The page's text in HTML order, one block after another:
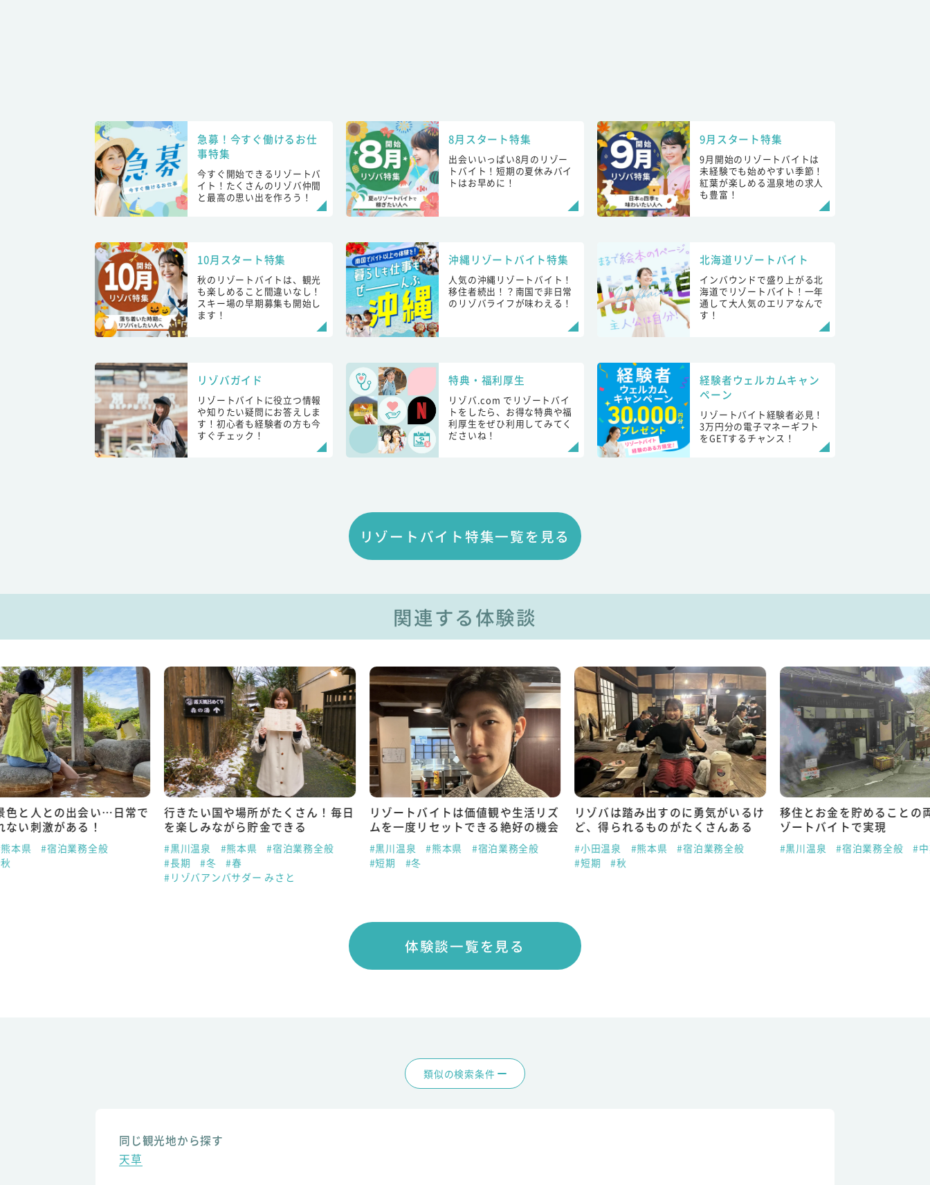
急募！今すぐ働けるお仕
事特集
今すぐ開始できるリゾートバ
イト！たくさんのリゾバ仲間
と最高の思い出を作ろう！
8月スタート特集
出会いいっぱい8月のリゾー
トバイト！短期の夏休みバイ
トはお早めに！
9月スタート特集
9月開始のリゾートバイトは
未経験でも始めやすい季節！
紅葉が楽しめる温泉地の求人
も豊富！
10月スタート特集
秋のリゾートバイトは、観光
も楽しめること間違いなし！
スキー場の早期募集も開始し
ます！
沖縄リゾートバイト特集
人気の沖縄リゾートバイト！
移住者続出！？南国で非日常
のリゾバライフが味わえる！
北海道リゾートバイト
インバウンドで盛り上がる北
海道でリゾートバイト！一年
通して大人気のエリアなんで
す！
リゾバガイド
リゾートバイトに役立つ情報
や知りたい疑問にお答えしま
す！初心者も経験者の方も今
すぐチェック！
特典・福利厚生
リゾバ.com でリゾートバイ
トをしたら、お得な特典や福
利厚生をぜひ利用してみてく
ださいね！
経験者ウェルカムキャン
ペーン
リゾートバイト経験者必見！
3万円分の電子マネーギフト
をGETするチャンス！
リゾートバイト特集一覧を見る
関連する体験談
色と人との出会い…日常で
ない刺激がある！
本県
#宿泊業務全般
行きたい国や場所がたくさん！毎日
を楽しみながら貯金できる
#黒川温泉 #熊本県
#宿泊業務全般
#長期
#冬
#春
#リゾバアンバサダー みさと
リゾートバイトは価値観や生活リズ
ムを一度リセットできる絶好の機会
#黒川温泉 #熊本県
#宿泊業務全般
#短期
#冬
リゾバは踏み出すのに勇気がいるけ
ど、得られるものがたくさんある
#小田温泉 #熊本県
#宿泊業務全般
#短期
#秋
移住とお金を貯めることの
ゾートバイトで実現
#黒川温泉 #宿泊業務全般 #
体験談一覧を見る
類似の検索条件
同じ観光地から探す
天草